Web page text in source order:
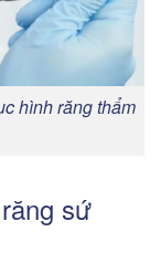
hình răng thẩm
sứ